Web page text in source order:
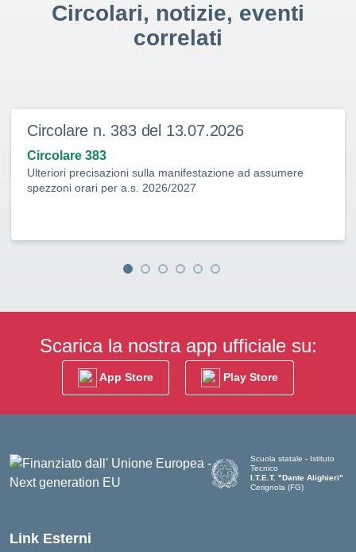
Circolari, notizie, eventi
correlati
n. 383 del 13.07.2026
383
sulla manifestazione ad assumere
orari per a.s. 2026/2027
Scarica la nostra app ufficiale su:
App Store Play Store
Scuola statale - Istituto
Tecnico
I.T.E.T. "Dante Alighieri"
Cerignola (FG)
Link Esterni